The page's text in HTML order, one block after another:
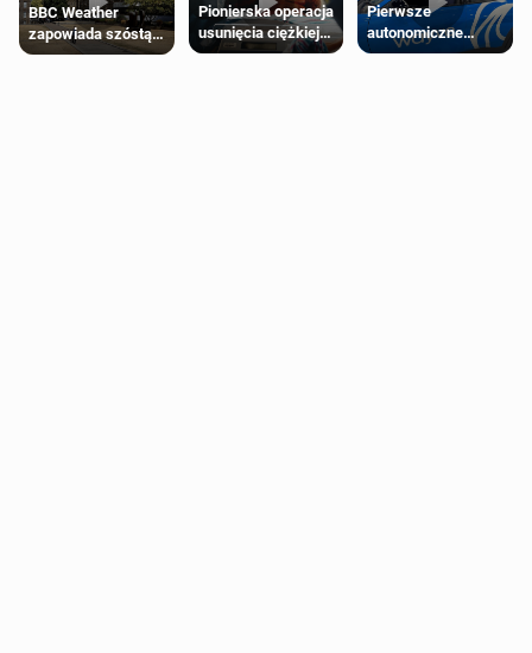
BBC Weather
zapowiada szóstą
falę upałów w
Pionierska operacja
usunięcia ciężkiej
wady wrodzonej
Pierwsze
autonomiczne
Ubery pojawią się